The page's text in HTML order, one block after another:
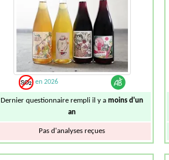
en 2026
Dernier questionnaire rempli il y amoins d'un
an
Pas d'analyses reçues